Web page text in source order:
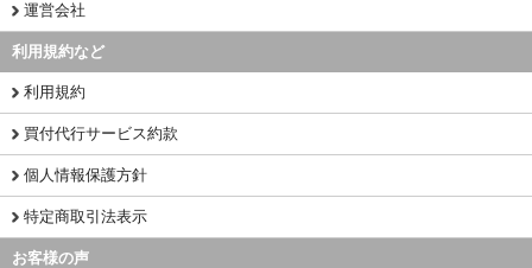
運営会社
利用規約など
利用規約
買付代行サービス約款
個人情報保護方針
特定商取引法表示
お客様の声